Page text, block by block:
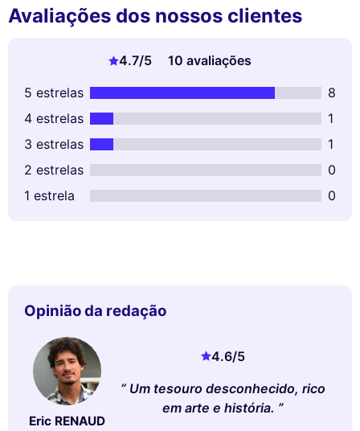
Avaliações dos nossos clientes
4.7/5
10 avaliações
5 estrelas
8
4 estrelas
1
3 estrelas
1
2 estrelas
0
1 estrela
0
Opinião da redação
Eric RENAUD
4.6/5
Um tesouro desconhecido, rico
em arte e história.